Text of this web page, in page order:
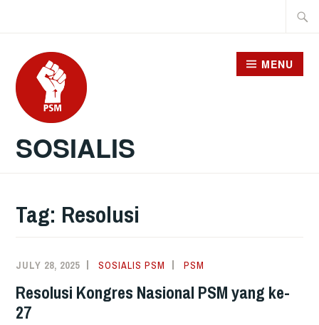
content
SOSIALIS
MENU
Tag: Resolusi
JULY 28, 2025 SOSIALIS PSM PSM
Resolusi Kongres Nasional PSM yang ke-
27